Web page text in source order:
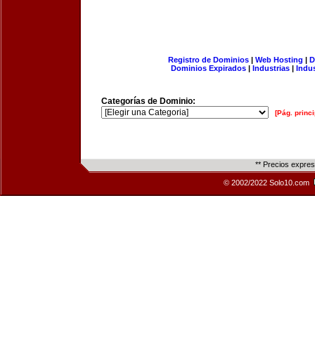
Registro de Dominios| Web Hosting |
Dominios Expirados | Industrias |
Categorías de Dominio:
[Pág.
** Precios
© 2002/2022 Solo10.com